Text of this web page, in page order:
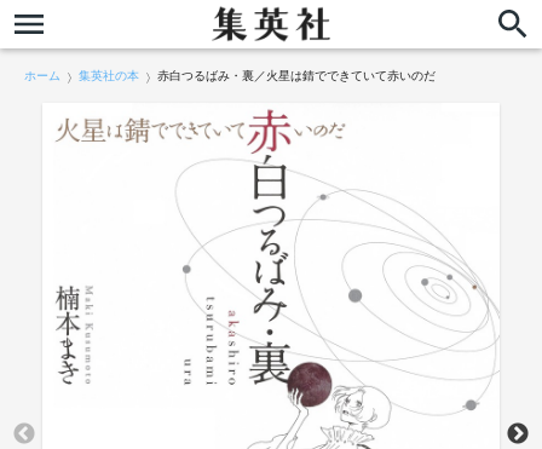
ホーム 集英社の本 赤白つるばみ・裏／火星は錆でできていて赤いのだ